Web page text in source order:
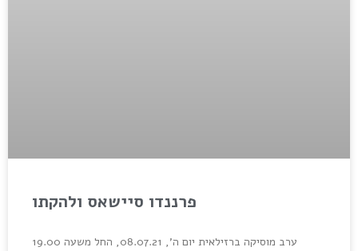
פרננדו סיישאס ולהקתו
ערב מוסיקה ברזילאית יום ה’, 08.07.21, החל משעה 19.00